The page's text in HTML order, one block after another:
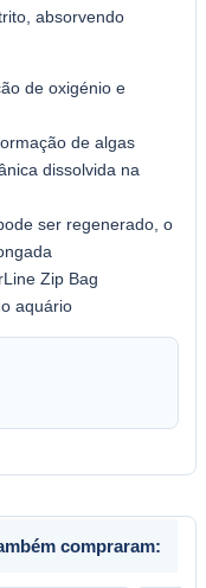
absorvendo
de oxigénio e
de algas
dissolvida na
ser regenerado, o
Zip Bag
aquário
compraram: